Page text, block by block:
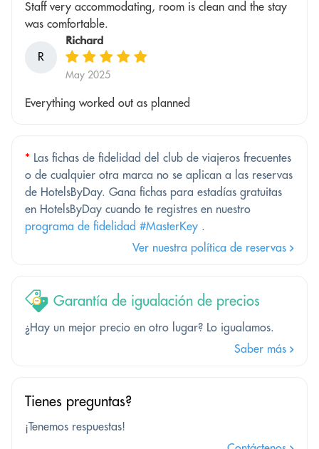
Staff very accommodating, room is clean and the stay
was comfortable.
R
Richard
May 2025
Everything worked out as planned
* Las fichas de fidelidad del club de viajeros frecuentes
o de cualquier otra marca no se aplican a las reservas
de HotelsByDay. Gana fichas para estadías gratuitas
en HotelsByDay cuando te registres en nuestro
programa de fidelidad #MasterKey .
Ver nuestra política de reservas
Garantía de igualación de precios
¿Hay un mejor precio en otro lugar? Lo igualamos.
Saber más
Tienes preguntas?
¡Tenemos respuestas!